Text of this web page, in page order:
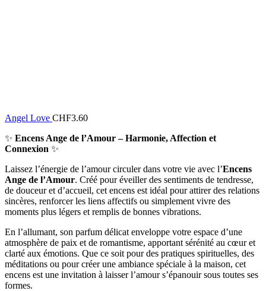
Angel Love CHF3.60
✨ Encens Ange de l’Amour – Harmonie, Affection et
Connexion ✨
Laissez l’énergie de l’amour circuler dans votre vie avec l’Encens
Ange de l’Amour. Créé pour éveiller des sentiments de tendresse,
de douceur et d’accueil, cet encens est idéal pour attirer des relations
sincères, renforcer les liens affectifs ou simplement vivre des
moments plus légers et remplis de bonnes vibrations.
En l’allumant, son parfum délicat enveloppe votre espace d’une
atmosphère de paix et de romantisme, apportant sérénité au cœur et
clarté aux émotions. Que ce soit pour des pratiques spirituelles, des
méditations ou pour créer une ambiance spéciale à la maison, cet
encens est une invitation à laisser l’amour s’épanouir sous toutes ses
formes.